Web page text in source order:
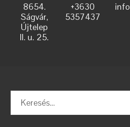
8654.
Ságvár,
Újtelep
II. u. 25.
+3630
5357437
Keresés: